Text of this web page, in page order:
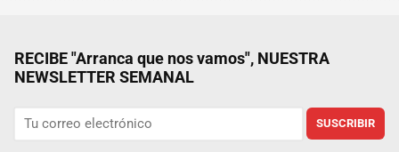
RECIBE "Arranca que nos vamos", NUESTRA
NEWSLETTER SEMANAL
SUSCRIBIR